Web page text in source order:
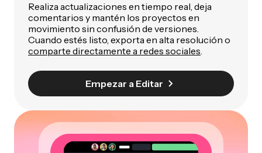
Realiza actualizaciones en tiempo real, deja
comentarios y mantén los proyectos en
movimiento sin confusión de versiones.
Cuando estés listo, exporta en alta resolución o
comparte directamente a redes sociales.
Empezar a Editar